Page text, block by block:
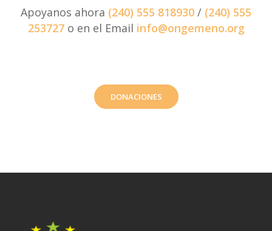
Apoyanos ahora (240) 555 818930 / (240) 555
253727o en el Email info@ongemeno.org
DONACIONES